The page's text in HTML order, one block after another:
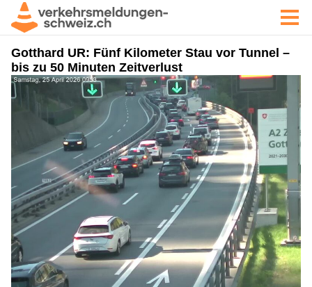
Gotthard UR: Fünf Kilometer Stau vor Tunnel –
bis zu 50 Minuten Zeitverlust